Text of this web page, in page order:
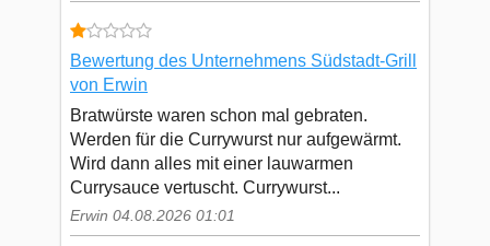
Bewertung des Unternehmens Südstadt-Grill
von Erwin
Bratwürste waren schon mal gebraten.
Werden für die Currywurst nur aufgewärmt.
Wird dann alles mit einer lauwarmen
Currysauce vertuscht. Currywurst...
Erwin 04.08.2026 01:01